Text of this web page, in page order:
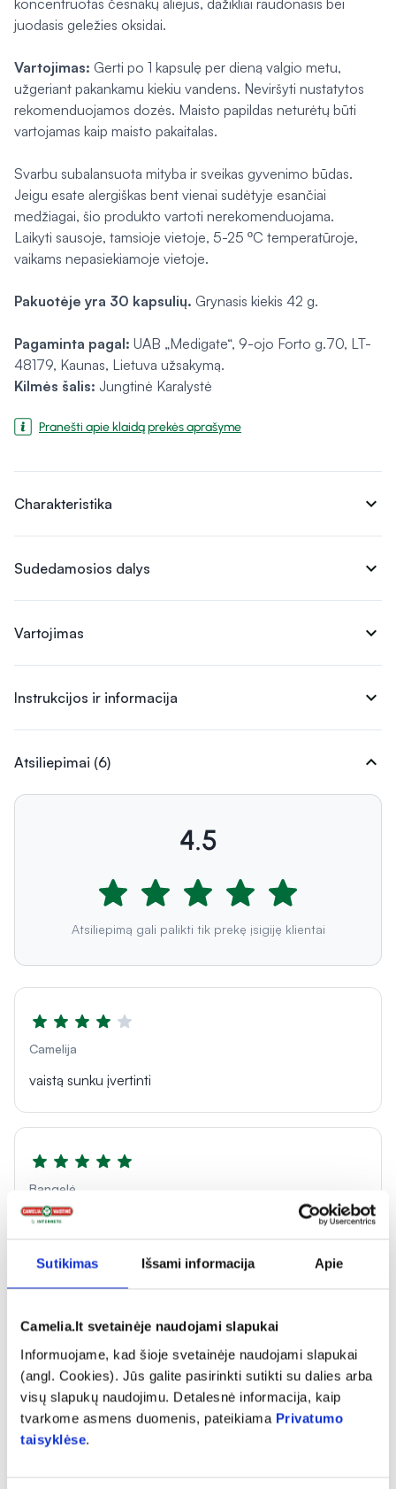
Sutikimas Išsami informacija Apie
Camelia.lt svetainėje naudojami slapukai
Informuojame, kad šioje svetainėje naudojami slapukai
(angl. Cookies). Jūs galite pasirinkti sutikti su dalies arba
visų slapukų naudojimu. Detalesnė informacija, kaip
tvarkome asmens duomenis, pateikiama Privatumo
taisyklėse.
koncentruotas česnakų aliejus, dažikliai raudonasis bei
juodasis geležies oksidai.
Vartojimas: Gerti po 1 kapsulę per dieną valgio metu,
užgeriant pakankamu kiekiu vandens. Neviršyti nustatytos
rekomenduojamos dozės. Maisto papildas neturėtų būti
vartojamas kaip maisto pakaitalas.
Svarbu subalansuota mityba ir sveikas gyvenimo būdas.
Jeigu esate alergiškas bent vienai sudėtyje esančiai
medžiagai, šio produkto vartoti nerekomenduojama.
Laikyti sausoje, tamsioje vietoje, 5-25 ºC temperatūroje,
vaikams nepasiekiamoje vietoje.
Pakuotėje yra 30 kapsulių. Grynasis kiekis 42 g.
Pagaminta pagal: UAB „Medigate“, 9-ojo Forto g.70, LT-
48179, Kaunas, Lietuva užsakymą.
Kilmės šalis: Jungtinė Karalystė
Pranešti apie klaidą prekės aprašyme
Charakteristika expand_more
Sudedamosios dalys expand_more
Vartojimas expand_more
Instrukcijos ir informacija expand_more
Atsiliepimai (6) expand_more
4.5
Atsiliepimą gali palikti tik prekę įsigiję klientai
Camelija
vaistą sunku įvertinti
Bangelė
Perku jau nebe pirmą kartą,nes jaučiu labai teigiamą
Liepa
Skystas geriau